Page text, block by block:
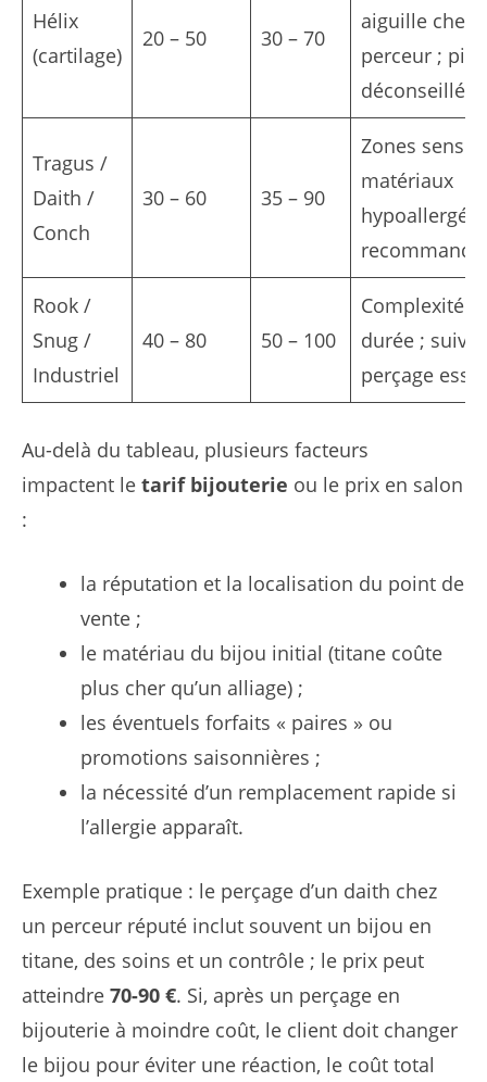
Hélix
(cartilage)
20 – 50 30 – 70
aiguille chez
perceur ;
déconseillé.
Tragus /
Daith /
Conch
30 – 60 35 – 90
Zones
matériaux
Rook /
Snug /
Industriel
40 – 80 50 – 100
Complexité et
durée ; suivi
perçage
Au-delà du tableau, plusieurs facteurs
impactent le tarif bijouterie ou le prix en salon
:
la réputation et la localisation du point de
vente ;
le matériau du bijou initial (titane coûte
plus cher qu’un alliage) ;
les éventuels forfaits « paires » ou
promotions saisonnières ;
la nécessité d’un remplacement rapide si
l’allergie apparaît.
Exemple pratique : le perçage d’un daith chez
un perceur réputé inclut souvent un bijou en
titane, des soins et un contrôle ; le prix peut
atteindre 70-90 €. Si, après un perçage en
bijouterie à moindre coût, le client doit changer
le bijou pour éviter une réaction, le coût total